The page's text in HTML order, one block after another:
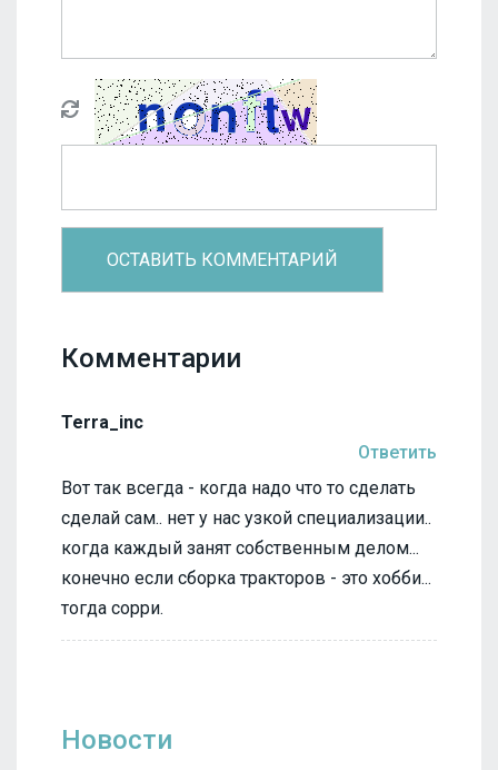
Комментарии
Terra_inc
Ответить
Вот так всегда - когда надо что то сделать
сделай сам.. нет у нас узкой специализации..
когда каждый занят собственным делом...
конечно если сборка тракторов - это хобби...
тогда сорри.
Новости